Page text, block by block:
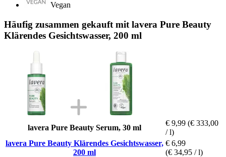
Vegan
Häufig zusammen gekauft mit lavera Pure Beauty
Klärendes Gesichtswasser, 200 ml
lavera Pure Beauty Serum, 30 ml
€ 9,99 (€ 333,00
/ l)
lavera Pure Beauty Klärendes Gesichtswasser,
200 ml
€ 6,99
(€ 34,95 / l)